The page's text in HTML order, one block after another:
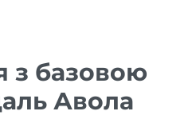
з базовою
Авола